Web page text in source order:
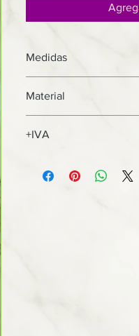
Medidas
Material
+IVA